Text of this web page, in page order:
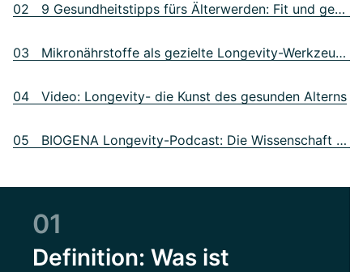
02 9 Gesundheitstipps fürs Älterwerden: Fit und gesund alt werden
03 Mikronährstoffe als gezielte Longevity-Werkzeuge
04 Video: Longevity- die Kunst des gesunden Alterns
05 BIOGENA Longevity-Podcast: Die Wissenschaft der Langlebigkeit
01
Definition: Was ist